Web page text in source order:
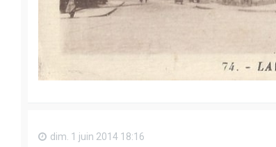
dim. 1 juin 2014 18:16